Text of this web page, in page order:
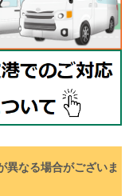
異なる場合がございま